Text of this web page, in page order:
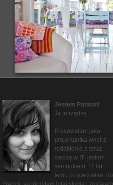
Jestem Patison!
Ja tu rządzę.
Pracowałam jako
projektantka wnętrz,
redaktorka a teraz
siedzę w IT- jestem
samoukiem. 11 lat
temu przyjechałam do